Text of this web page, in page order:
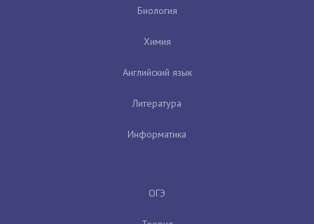
Биология
Химия
Английский язык
Литература
Информатика
ОГЭ